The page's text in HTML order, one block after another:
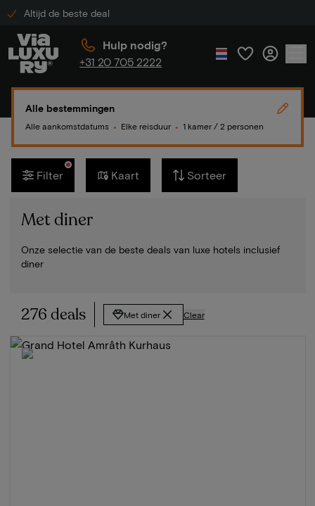
Altijd de beste deal
Hulp nodig?
+31 20 705 2222
Alle bestemmingen
Alle aankomstdatums ● Elke reisduur ● 1 kamer / 2 personen
Filter Kaart Sorteer
Met diner
Onze selectie van de beste deals van luxe hotels inclusief
diner
276 deals Met diner Clear